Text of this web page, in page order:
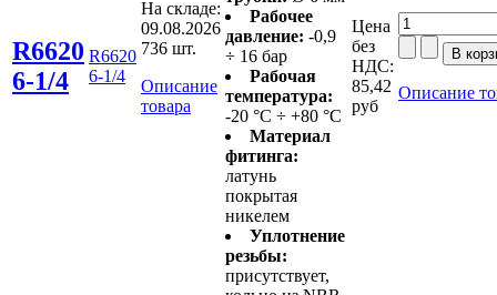
R6620
6-1/4
R6620
6-1/4
На складе:
09.08.2026
736 шт.
Описание
товара
Рабочее
давление: -0,9
÷ 16 бар
Рабочая
температура:
-20 °C ÷ +80 °C
Материал
фитинга:
латунь
покрытая
никелем
Уплотнение
резьбы:
присутствует,
Цена
без
НДС:
85,42
руб
Описание